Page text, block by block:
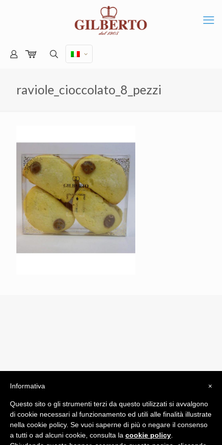
raviole_cioccolato_8_pezzi
byComunicatori su Misura srl
Termini e Condizioni di Vendita - Terms and Conditions
ITA:
×
Informativa
Questo sito o gli strumenti terzi da questo utilizzati si avvalgono
di cookie necessari al funzionamento ed utili alle finalità illustrate
nella cookie policy. Se vuoi saperne di più o negare il consenso
a tutti o ad alcuni cookie, consulta la cookie policy